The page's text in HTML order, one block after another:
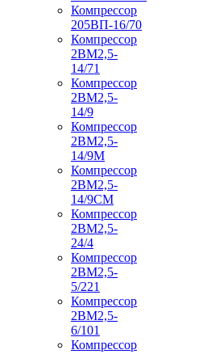
Компрессор
205ВП-16/70
Компрессор
2ВМ2,5-
14/71
Компрессор
2ВМ2,5-
14/9
Компрессор
2ВМ2,5-
14/9М
Компрессор
2ВМ2,5-
14/9СМ
Компрессор
2ВМ2,5-
24/4
Компрессор
2ВМ2,5-
5/221
Компрессор
2ВМ2,5-
6/101
Компрессор